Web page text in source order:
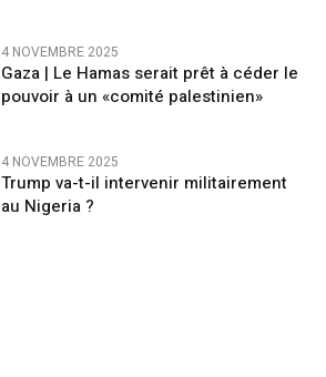
4 NOVEMBRE 2025
Gaza | Le Hamas serait prêt à céder le
pouvoir à un «comité palestinien»
4 NOVEMBRE 2025
Trump va-t-il intervenir militairement
au Nigeria ?